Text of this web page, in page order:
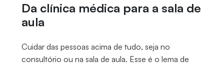
Da clínica médica para a sala de
aula
Cuidar das pessoas acima de tudo, seja no
consultório ou na sala de aula. Esse é o lema de